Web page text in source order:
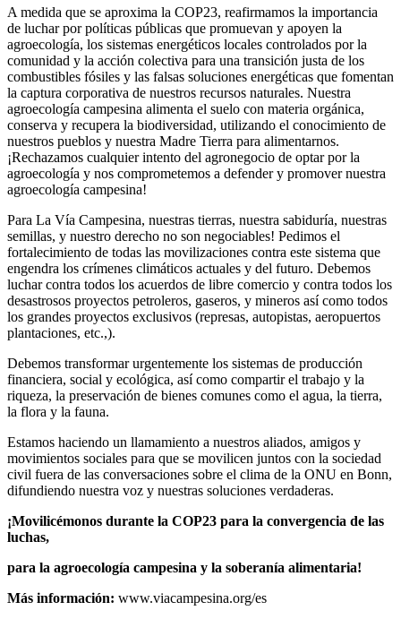
A medida que se aproxima la COP23, reafirmamos la importancia
de luchar por políticas públicas que promuevan y apoyen la
agroecología, los sistemas energéticos locales controlados por la
comunidad y la acción colectiva para una transición justa de los
combustibles fósiles y las falsas soluciones energéticas que fomentan
la captura corporativa de nuestros recursos naturales. Nuestra
agroecología campesina alimenta el suelo con materia orgánica,
conserva y recupera la biodiversidad, utilizando el conocimiento de
nuestros pueblos y nuestra Madre Tierra para alimentarnos.
¡Rechazamos cualquier intento del agronegocio de optar por la
agroecología y nos comprometemos a defender y promover nuestra
agroecología campesina!
Para La Vía Campesina, nuestras tierras, nuestra sabiduría, nuestras
semillas, y nuestro derecho no son negociables! Pedimos el
fortalecimiento de todas las movilizaciones contra este sistema que
engendra los crímenes climáticos actuales y del futuro. Debemos
luchar contra todos los acuerdos de libre comercio y contra todos los
desastrosos proyectos petroleros, gaseros, y mineros así como todos
los grandes proyectos exclusivos (represas, autopistas, aeropuertos
plantaciones, etc.,).
Debemos transformar urgentemente los sistemas de producción
financiera, social y ecológica, así como compartir el trabajo y la
riqueza, la preservación de bienes comunes como el agua, la tierra,
la flora y la fauna.
Estamos haciendo un llamamiento a nuestros aliados, amigos y
movimientos sociales para que se movilicen juntos con la sociedad
civil fuera de las conversaciones sobre el clima de la ONU en Bonn,
difundiendo nuestra voz y nuestras soluciones verdaderas.
¡Movilicémonos durante la COP23 para la convergencia de las
luchas,
para la agroecología campesina y la soberanía alimentaria!
Más información: www.viacampesina.org/es